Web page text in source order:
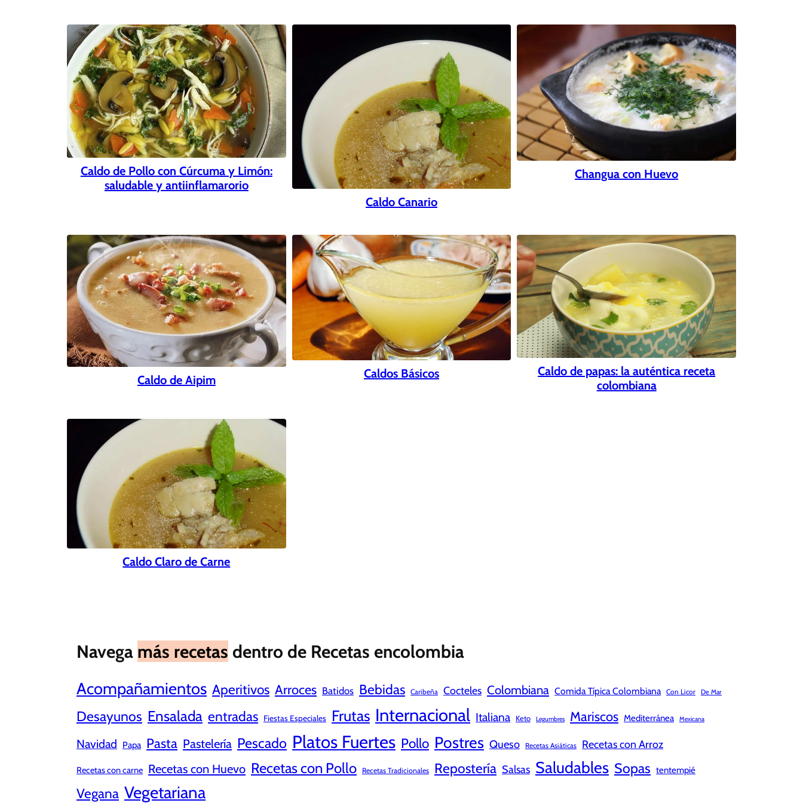
Caldo de Pollo con Cúrcuma y Limón:
saludable y antiinflamarorio
Caldo Canario
Changua con Huevo
Caldo de Aipim Caldos Básicos
Caldo de papas: la auténtica receta
colombiana
Caldo Claro de Carne
Navega más recetas dentro de Recetas encolombia
Acompañamientos Aperitivos Arroces Batidos Bebidas Caribeña Cocteles Colombiana Comida Típica Colombiana Con Licor De Mar
Desayunos Ensalada entradas Fiestas Especiales Frutas Internacional Italiana Keto Legumbres Mariscos Mediterránea Mexicana
Navidad Papa Pasta Pastelería Pescado Platos Fuertes Pollo Postres Queso Recetas Asiáticas Recetas con Arroz
Recetas con carne Recetas con Huevo Recetas con Pollo Recetas Tradicionales Repostería Salsas Saludables Sopas tentempié
Vegana Vegetariana